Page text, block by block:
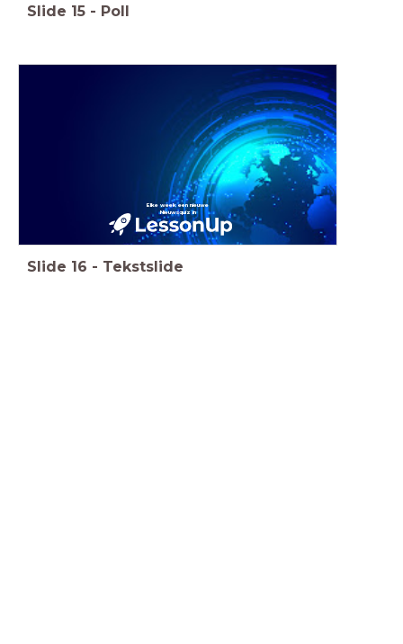
Slide 15 - Poll
Elke week een nieuwe
Nieuwsquiz in
Slide 16 - Tekstslide